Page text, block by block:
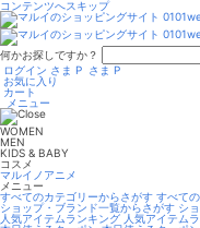
コンテンツへスキップ
何かお探しですか？
ログイン さま P さま P
お気に入り
カート
メニュー
WOMEN
MEN
KIDS & BABY
コスメ
マルイノアニメ
メニュー
すべてのカテゴリーからさがす すべて
ショップ・ブランド一覧からさがす シ
人気アイテムランキング 人気アイテム